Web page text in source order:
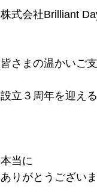
株式会社Brilliant
皆さまの温かいご
設立３周年を迎え
本当に
ありがとうござい